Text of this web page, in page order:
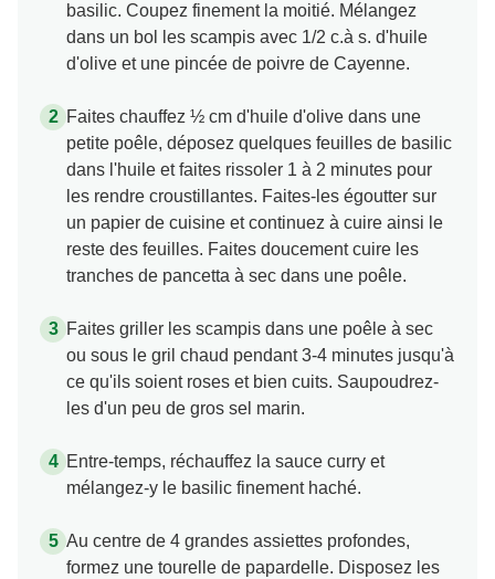
basilic. Coupez finement la moitié. Mélangez
dans un bol les scampis avec 1/2 c.à s. d'huile
d'olive et une pincée de poivre de Cayenne.
Faites chauffez ½ cm d'huile d'olive dans une
petite poêle, déposez quelques feuilles de basilic
dans l'huile et faites rissoler 1 à 2 minutes pour
les rendre croustillantes. Faites-les égoutter sur
un papier de cuisine et continuez à cuire ainsi le
reste des feuilles. Faites doucement cuire les
tranches de pancetta à sec dans une poêle.
Faites griller les scampis dans une poêle à sec
ou sous le gril chaud pendant 3-4 minutes jusqu'à
ce qu'ils soient roses et bien cuits. Saupoudrez-
les d'un peu de gros sel marin.
Entre-temps, réchauffez la sauce curry et
mélangez-y le basilic finement haché.
Au centre de 4 grandes assiettes profondes,
formez une tourelle de papardelle. Disposez les